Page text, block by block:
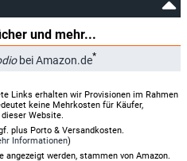
und mehr...
bei Amazon.de*
Links erhalten wir Provisionen im Rahmen
keine Mehrkosten für Käufer,
Website.
plus Porto & Versandkosten.
Informationen)
werden, stammen von Amazon.